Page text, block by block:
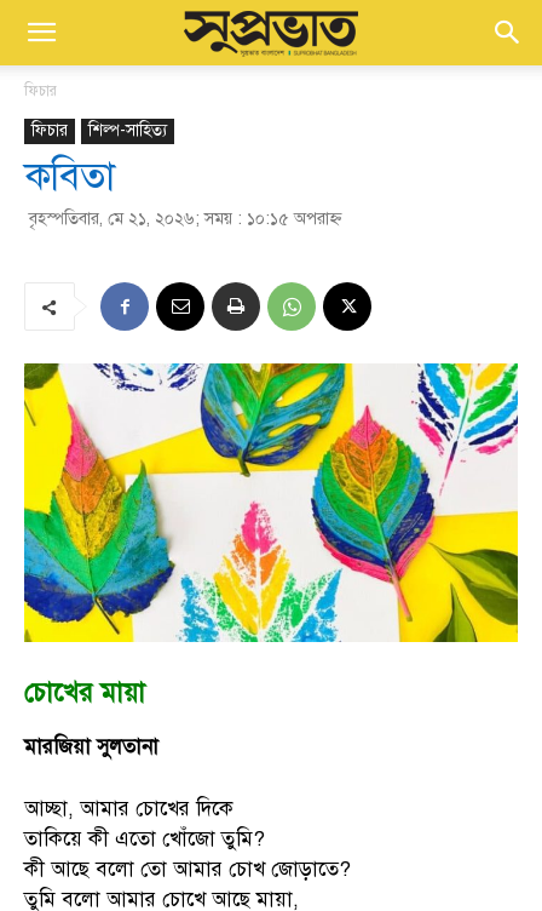
ফিচার
ফিচার শিল্প-সাহিত্য
কবিতা
বৃহস্পতিবার, মে ২১, ২০২৬; সময় : ১০:১৫ অপরাহ্ণ
চোখের মায়া
মারজিয়া সুলতানা
আচ্ছা, আমার চোখের দিকে
তাকিয়ে কী এতো খোঁজো তুমি?
কী আছে বলো তো আমার চোখ জোড়াতে?
তুমি বলো আমার চোখে আছে মায়া,